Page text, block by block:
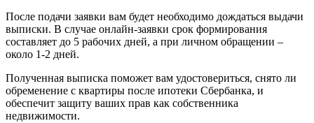
После подачи заявки вам будет необходимо дождаться выдачи
выписки. В случае онлайн-заявки срок формирования
составляет до 5 рабочих дней, а при личном обращении –
около 1-2 дней.
Полученная выписка поможет вам удостовериться, снято ли
обременение с квартиры после ипотеки Сбербанка, и
обеспечит защиту ваших прав как собственника
недвижимости.